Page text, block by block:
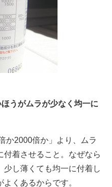
うがムラが少なく均一に
か2000倍か」より、ムラ
付着させること。なぜなら
し薄くても均一に付着し
くあるからです。